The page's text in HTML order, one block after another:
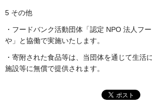
5 その他
・フードバンク活動団体「認定 NPO 法人フ
や」と協働で実施いたします。
・寄附された食品等は、当団体を通じて生活
施設等に無償で提供されます。